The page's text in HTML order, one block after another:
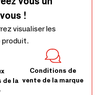
!
visualiser les
produit.
de la
Conditions de
vente de la marque